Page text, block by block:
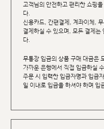
고객님의 안전하고 편리한 쇼핑
다.
신용카드, 간편결제, 계좌이체,
결제하실 수 있으며, 모든 결제는
다.
무통장 입금의 상품 구매 대금은
가까운 은행에서 직접 입금하실
주문 시 입력한 입금자명과 입금
일 이내로 입금을 하셔야 하며 입